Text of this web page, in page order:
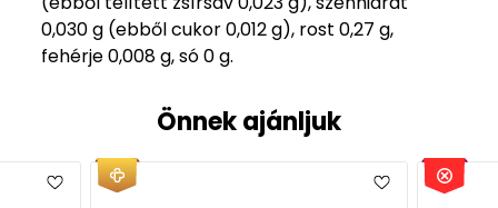
0,030 g (ebből cukor 0,012 g), rost 0,27 g,
fehérje 0,008 g, só 0 g.
Önnek ajánljuk